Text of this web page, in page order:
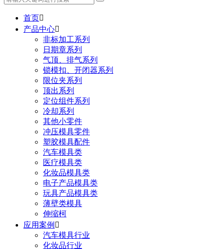
首页
产品中心
非标加工系列
日期章系列
气顶、排气系列
锁模扣、开闭器系列
限位夹系列
顶出系列
定位组件系列
冷却系列
其他小零件
冲压模具零件
塑胶模具配件
汽车模具类
医疗模具类
化妆品模具类
电子产品模具类
玩具产品模具类
薄壁类模具
伸缩柯
应用案例 
汽车模具行业
化妆品行业